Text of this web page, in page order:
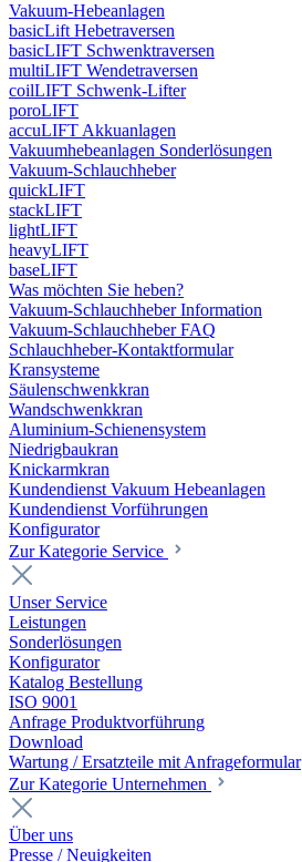
Vakuum-Hebeanlagen
basicLift Hebetraversen
basicLIFT Schwenktraversen
multiLIFT Wendetraversen
coilLIFT Schwenk-Lifter
poroLIFT
accuLIFT Akkuanlagen
Vakuumhebeanlagen Sonderlösungen
Vakuum-Schlauchheber
quickLIFT
stackLIFT
lightLIFT
heavyLIFT
baseLIFT
Was möchten Sie heben?
Vakuum-Schlauchheber Information
Vakuum-Schlauchheber FAQ
Schlauchheber-Kontaktformular
Kransysteme
Säulenschwenkkran
Wandschwenkkran
Aluminium-Schienensystem
Niedrigbaukran
Knickarmkran
Kundendienst Vakuum Hebeanlagen
Kundendienst Vorführungen
Konfigurator
Zur Kategorie Service
Unser Service
Leistungen
Sonderlösungen
Konfigurator
Katalog Bestellung
ISO 9001
Anfrage Produktvorführung
Download
Wartung / Ersatzteile mit Anfrageformular
Zur Kategorie Unternehmen
Über uns
Presse / Neuigkeiten